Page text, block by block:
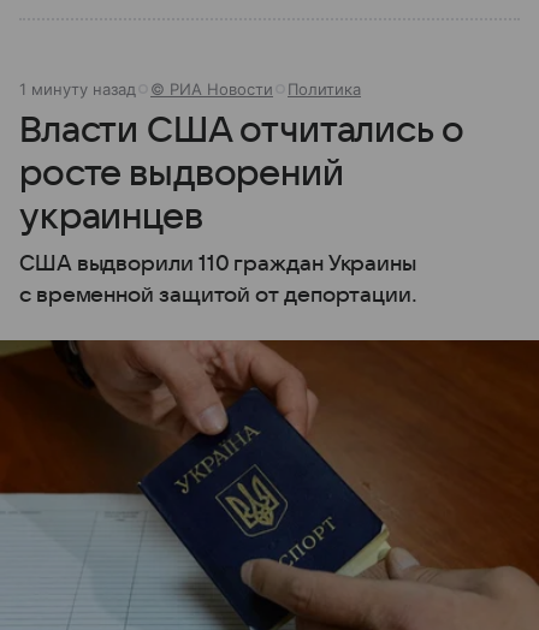
1 минуту назад © РИА Новости Политика
Власти США отчитались о
росте выдворений
украинцев
США выдворили 110 граждан Украины
с временной защитой от депортации.